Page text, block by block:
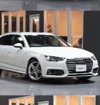
商談中
商談中